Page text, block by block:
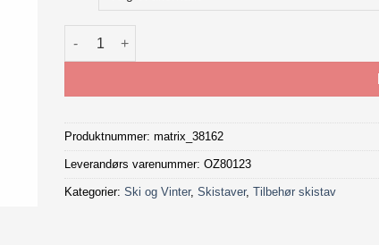
ONE WAY mrs grip håndtak antall
Produktnummer:matrix_38162
Leverandørs varenummer: OZ80123
Kategorier:Ski og Vinter,Skistaver,Tilbehør skistav